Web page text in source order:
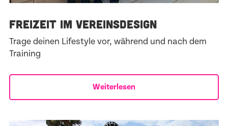
FREIZEIT IM VEREINSDESIGN
Trage deinen Lifestyle vor, während und nach dem
Training
Weiterlesen